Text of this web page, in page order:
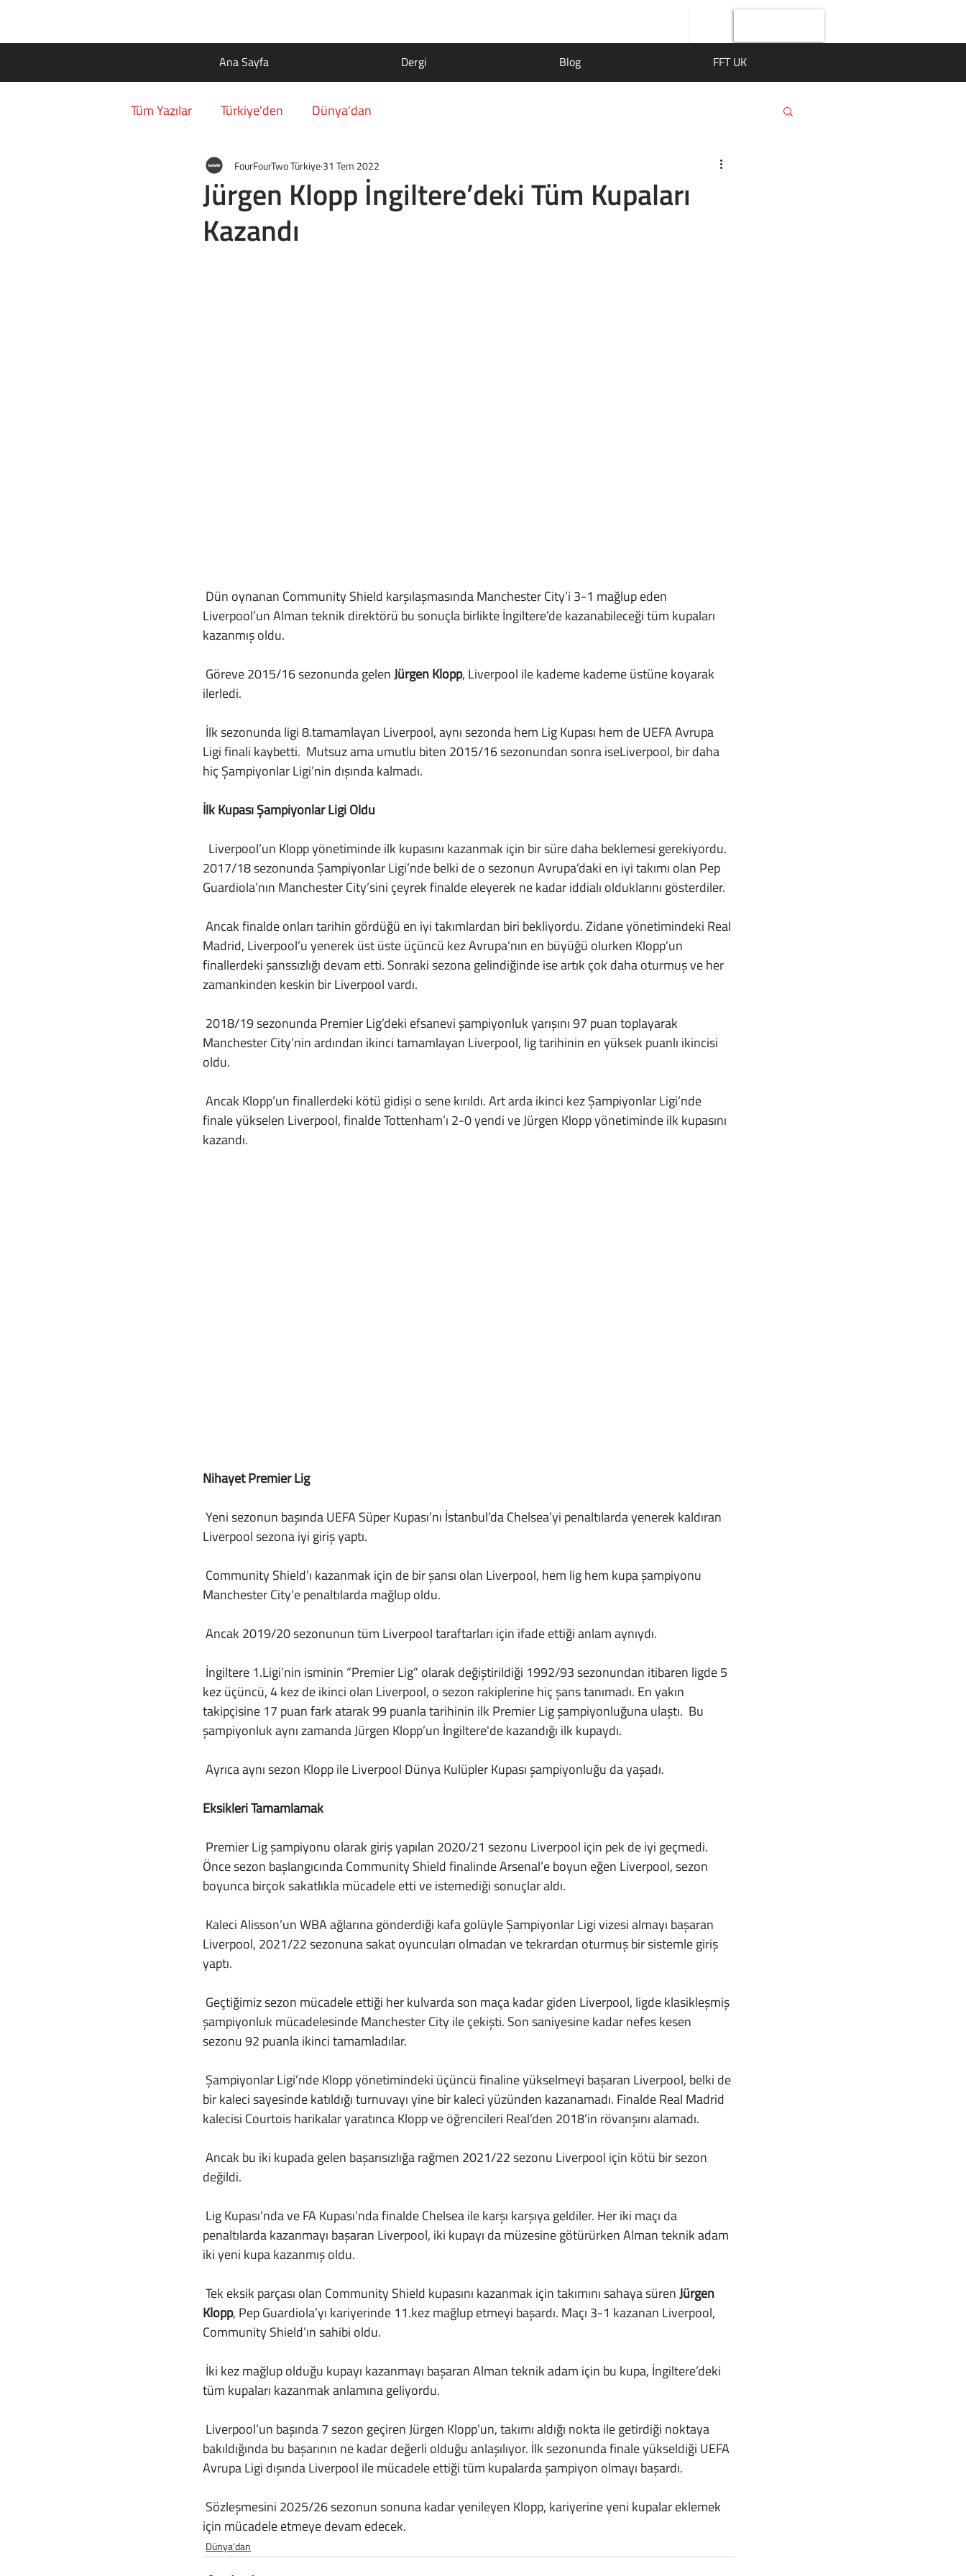
Tüm Yazılar Türkiye'den Dünya'dan
Jürgen Klopp İngiltere’deki Tüm Kupaları
Kazandı
FourFourTwo Türkiye31 Tem 2022
Liverpool’un Alman teknik direktörü bu sonuçla birlikte İngiltere’de kazanabileceği tüm kupaları
kazanmış oldu.
Göreve 2015/16 sezonunda gelen Jürgen Klopp, Liverpool ile kademe kademe üstüne koyarak
ilerledi.
Ligi finali kaybetti.  Mutsuz ama umutlu biten 2015/16 sezonundan sonra iseLiverpool, bir daha
hiç Şampiyonlar Ligi’nin dışında kalmadı.
İlk Kupası Şampiyonlar Ligi Oldu
2017/18 sezonunda Şampiyonlar Ligi’nde belki de o sezonun Avrupa’daki en iyi takımı olan Pep
Guardiola’nın Manchester City’sini çeyrek finalde eleyerek ne kadar iddialı olduklarını gösterdiler.
Madrid, Liverpool’u yenerek üst üste üçüncü kez Avrupa’nın en büyüğü olurken Klopp’un
finallerdeki şanssızlığı devam etti. Sonraki sezona gelindiğinde ise artık çok daha oturmuş ve her
zamankinden keskin bir Liverpool vardı.
Manchester City’nin ardından ikinci tamamlayan Liverpool, lig tarihinin en yüksek puanlı ikincisi
oldu.
finale yükselen Liverpool, finalde Tottenham’ı 2-0 yendi ve Jürgen Klopp yönetiminde ilk kupasını
kazandı.
Nihayet Premier Lig
Liverpool sezona iyi giriş yaptı.
Manchester City’e penaltılarda mağlup oldu.
Ancak 2019/20 sezonunun tüm Liverpool taraftarları için ifade ettiği anlam aynıydı.
kez üçüncü, 4 kez de ikinci olan Liverpool, o sezon rakiplerine hiç şans tanımadı. En yakın
takipçisine 17 puan fark atarak 99 puanla tarihinin ilk Premier Lig şampiyonluğuna ulaştı.  Bu
şampiyonluk aynı zamanda Jürgen Klopp’un İngiltere'de kazandığı ilk kupaydı.
Ayrıca aynı sezon Klopp ile Liverpool Dünya Kulüpler Kupası şampiyonluğu da yaşadı.
Eksikleri Tamamlamak
Önce sezon başlangıcında Community Shield finalinde Arsenal’e boyun eğen Liverpool, sezon
boyunca birçok sakatlıkla mücadele etti ve istemediği sonuçlar aldı.
Liverpool, 2021/22 sezonuna sakat oyuncuları olmadan ve tekrardan oturmuş bir sistemle giriş
yaptı.
şampiyonluk mücadelesinde Manchester City ile çekişti. Son saniyesine kadar nefes kesen
sezonu 92 puanla ikinci tamamladılar.
bir kaleci sayesinde katıldığı turnuvayı yine bir kaleci yüzünden kazanamadı. Finalde Real Madrid
kalecisi Courtois harikalar yaratınca Klopp ve öğrencileri Real’den 2018’in rövanşını alamadı.
değildi.
penaltılarda kazanmayı başaran Liverpool, iki kupayı da müzesine götürürken Alman teknik adam
iki yeni kupa kazanmış oldu.
Tek eksik parçası olan Community Shield kupasını kazanmak için takımını sahaya süren Jürgen
Klopp, Pep Guardiola’yı kariyerinde 11.kez mağlup etmeyi başardı. Maçı 3-1 kazanan Liverpool,
Community Shield’ın sahibi oldu.
tüm kupaları kazanmak anlamına geliyordu.
bakıldığında bu başarının ne kadar değerli olduğu anlaşılıyor. İlk sezonunda finale yükseldiği UEFA
Avrupa Ligi dışında Liverpool ile mücadele ettiği tüm kupalarda şampiyon olmayı başardı.
için mücadele etmeye devam edecek.
Dünya'dan
Ana Sayfa Dergi Blog FFT UK